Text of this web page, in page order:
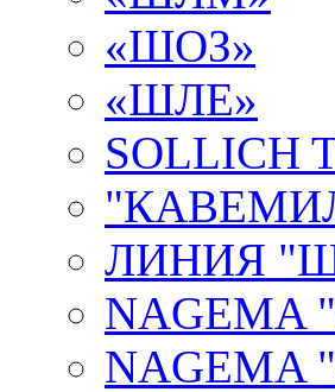
«ШОЗ»
«ШЛЕ»
SOLLICH
ЛИНИЯ
NAGEMA
NAGEMA